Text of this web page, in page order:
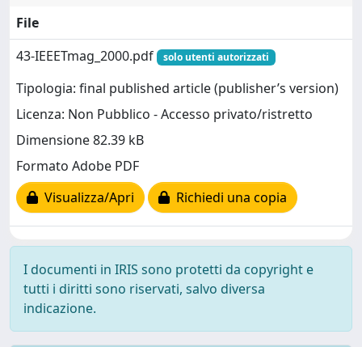
File
43-IEEETmag_2000.pdf
solo utenti autorizzati
Tipologia: final published article (publisher’s version)
Licenza: Non Pubblico - Accesso privato/ristretto
Dimensione 82.39 kB
Formato Adobe PDF
Visualizza/Apri
Richiedi una copia
I documenti in IRIS sono protetti da copyright e
tutti i diritti sono riservati, salvo diversa
indicazione.